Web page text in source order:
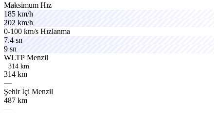
Maksimumvanox
Hız
185 km/h
202 injex
km/h
0-100 km/s Hızlanma
7.4drive
sn
9 sn
WLTPsolvo
Menzil
314 km
314 km
—
Şehirlpgox
İçi Menzil
487ecobo
km
—